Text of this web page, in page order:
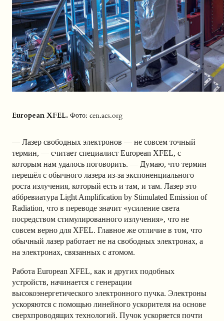
European XFEL. Фото: cen.acs.org
— Лазер свободных электронов — не совсем точный
термин, — считает специалист European XFEL, с
которым нам удалось поговорить. — Думаю, что термин
перешёл с обычного лазера из-за экспоненциального
роста излучения, который есть и там, и там. Лазер это
аббревиатура Light Amplification by Stimulated Emission of
Radiation, что в переводе значит «усиление света
посредством стимулированного излучения», что не
совсем верно для XFEL. Главное же отличие в том, что
обычный лазер работает не на свободных электронах, а
на электронах, связанных с атомом.
Работа European XFEL, как и других подобных
устройств, начинается с генерации
высокоэнергетического электронного пучка. Электроны
ускоряются с помощью линейного ускорителя на основе
сверхпроводящих технологий. Пучок ускоряется почти